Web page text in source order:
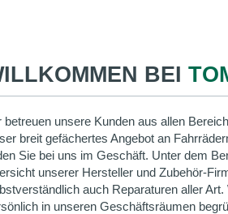
BEI
betreuen unsere Kunden aus allen
breit gefächertes Angebot an
Sie bei uns im Geschäft. Unter dem
unserer Hersteller und Zubehör-
auch Reparaturen aller
in unseren Geschäftsräumen